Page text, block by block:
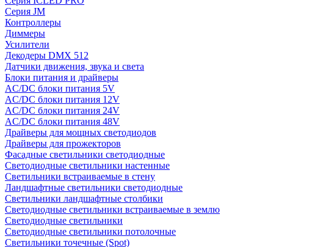
Серия JM
Контроллеры
Диммеры
Усилители
Декодеры DMX 512
Датчики движения, звука и света
Блоки питания и драйверы
AC/DC блоки питания 5V
AC/DC блоки питания 12V
AC/DC блоки питания 24V
AC/DC блоки питания 48V
Драйверы для мощных светодиодов
Драйверы для прожекторов
Фасадные светильники светодиодные
Светодиодные светильники настенные
Светильники встраиваемые в стену
Ландшафтные светильники светодиодные
Светильники ландшафтные столбики
Светодиодные светильники встраиваемые в землю
Светодиодные светильники
Светодиодные светильники потолочные
Светильники точечные (Spot)